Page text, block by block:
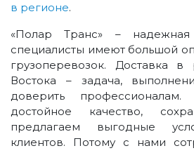
в регионе.
«Полар Транс» –
специалисты имеют большой
грузоперевозок. Доставка в
Востока – задача,
доверить
достойное качество,
предлагаем выгодные
клиентов. Потому с нами